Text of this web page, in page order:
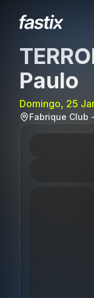
Paulo
Domingo, 25
Fabrique Club